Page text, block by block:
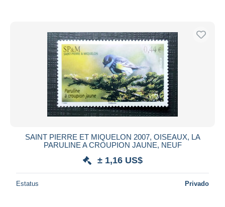
SAINT PIERRE ET MIQUELON 2007, OISEAUX, LA
PARULINE A CROUPION JAUNE, NEUF
± 1,16 US$
Estatus Privado